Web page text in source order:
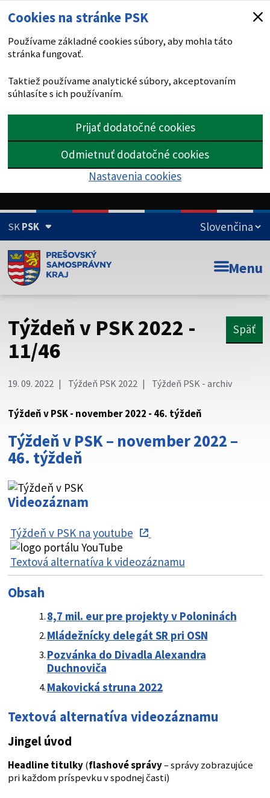
Cookies na stránke PSK
Používame základné cookies súbory, aby mohla táto
stránka fungovať.
Taktiež používame analytické súbory, akceptovaním
súhlasíte s ich používaním.
Prijať dodatočné cookies
Odmietnuť dodatočné cookies
Nastavenia cookies
SKPSK
Doména psk.sk je oficiálna
Toto je oficiálna webová stránka Prešovského
psk.sk.
Táto stránka je zabezpečená
cez zabezpečenú webovú stránku. Zabezpečená stránka
vždy začína https:// pred názvom domény webového sídla.
Menu
Týždeň v PSK 2022 -
11/46
Späť
19. 09. 2022 Týždeň PSK 2022 Týždeň PSK - archiv
Týždeň v PSK - november 2022 - 46. týždeň
Týždeň v PSK – november 2022 –
46. týždeň
Týždeň v PSK na youtube
Textová alternatíva k videozáznamu
Videozáznam
Obsah
8,7 mil. eur pre projekty v Poloninách
Mládežnícky delegát SR pri OSN
Pozvánka do Divadla Alexandra
Duchnoviča
Makovická struna 2022
Textová alternatíva videozáznamu
Jingel úvod
Headline titulky(flashové správy– správy zobrazujúce
pri každom príspevku v spodnej časti)